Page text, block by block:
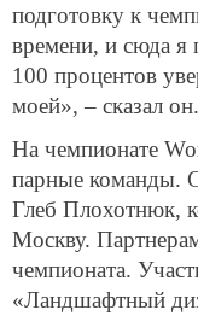
подготовку к
времени, и сюда я
100 процентов
моей», – сказал он.
На чемпионате
парные команды.
Глеб Плохотнюк,
Москву.
чемпионата.
«Ландшафтный